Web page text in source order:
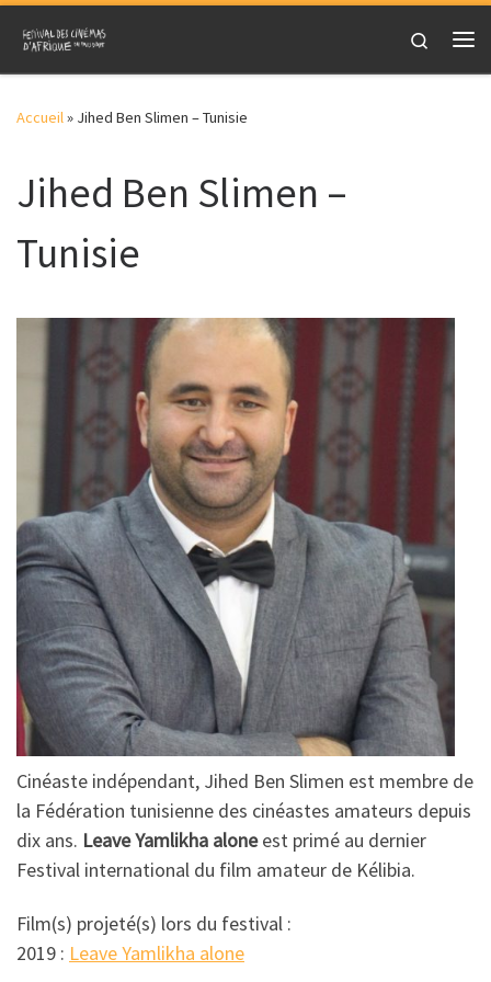
Skip to content
Search
Accueil» Jihed Ben Slimen – Tunisie
Jihed Ben Slimen –
Tunisie
Cinéaste indépendant, Jihed Ben Slimen est membre de
la Fédération tunisienne des cinéastes amateurs depuis
dix ans. Leave Yamlikha aloneest primé au dernier
Festival international du film amateur de Kélibia.
Film(s) projeté(s) lors du festival :
2019 : Leave Yamlikha alone